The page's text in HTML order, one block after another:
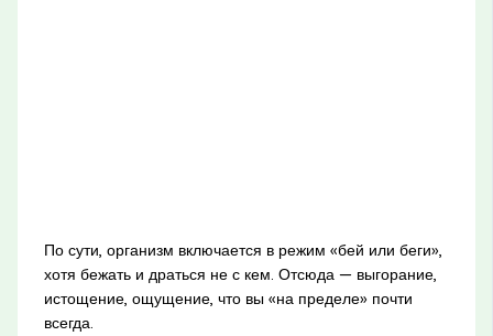
По сути, организм включается в режим «бей или беги»,
хотя бежать и драться не с кем. Отсюда — выгорание,
истощение, ощущение, что вы «на пределе» почти
всегда.